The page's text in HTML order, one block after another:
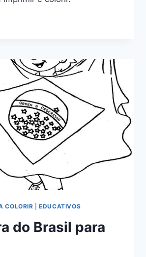
COLORIR |EDUCATIVOS
do Brasil para